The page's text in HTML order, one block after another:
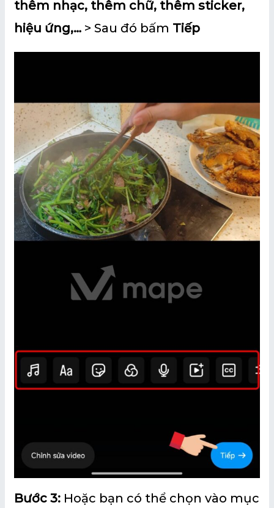
thêm nhạc, thêm chữ, thêm sticker,
hiệu ứng,…> Sau đó bấm Tiếp
Bước 3:Hoặc bạn có thể chọn vào mục